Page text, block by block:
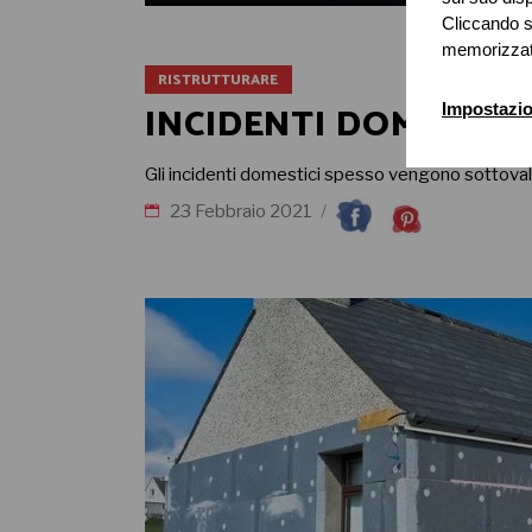
Cliccando
RISTRUTTURARE
INCIDENTI
Gli incidenti domestici spesso vengono
23 Febbraio 2021